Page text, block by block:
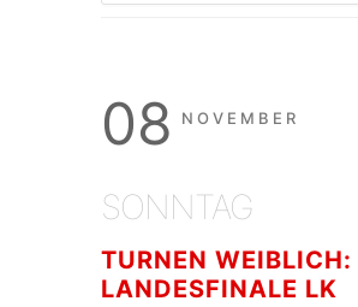
08 NOVEMBER
SONNTAG
TURNEN WEIBLICH:
LANDESFINALE LK